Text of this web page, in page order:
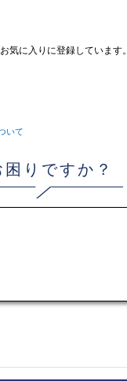
気に入りに登録しています。
いて
りですか？